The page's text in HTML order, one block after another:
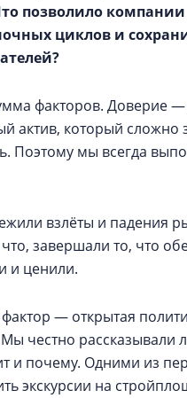
позволило
циклов и
факторов. Доверие
актив, который сложно
Поэтому мы всегда
взлёты и падения
завершали то, что
и ценили.
— открытая
честно рассказывали
и почему. Одними из
экскурсии на